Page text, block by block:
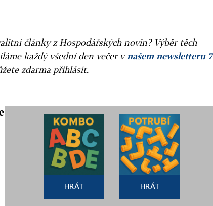
články z Hospodářských novin? Výběr těch
každý všední den večer vnašem newsletteru 7
zdarma přihlásit.
HRÁT HRÁT